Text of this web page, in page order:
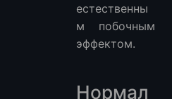
естественны
м побочным
эффектом.
Нормал